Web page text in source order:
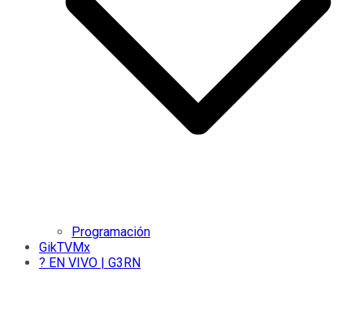
Programación
GikTVMx
? EN VIVO | G3RN